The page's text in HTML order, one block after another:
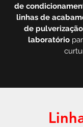
de
linhas de
de pulverização
laboratório